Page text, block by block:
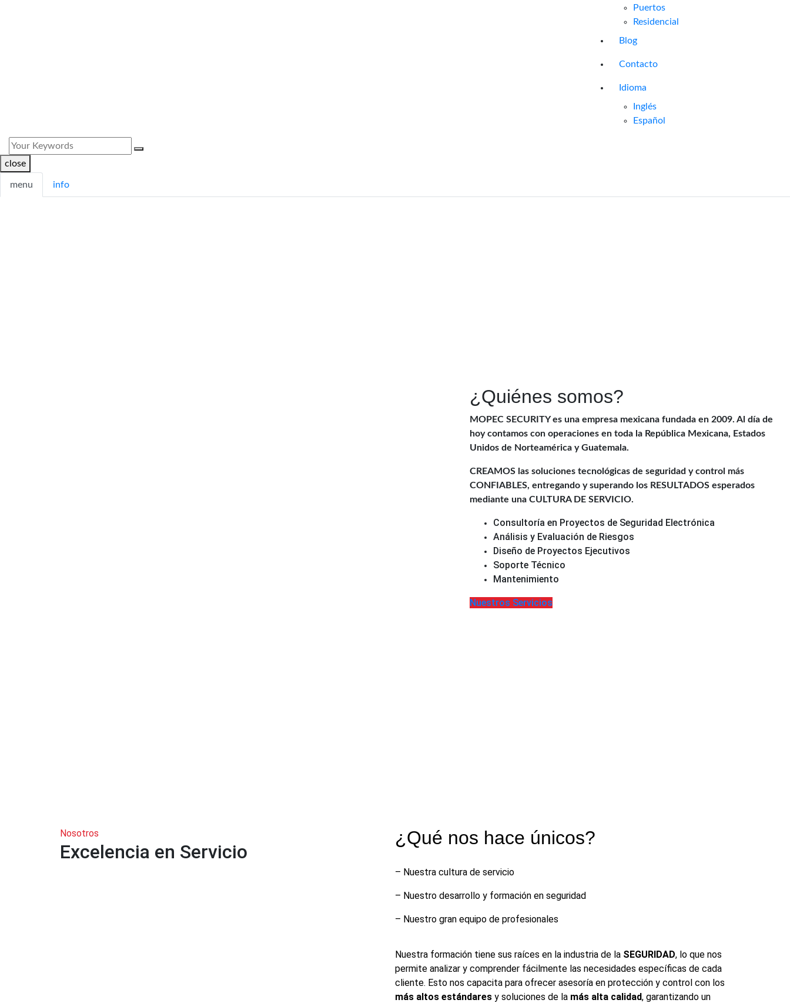
Puertos
Residencial
Blog
Contacto
Idioma
Inglés
Español
close
menu info
¿Quiénes somos?
MOPEC SECURITY es una empresa mexicana fundada en 2009. Al día de
hoy contamos con operaciones en toda la República Mexicana, Estados
Unidos de Norteamérica y Guatemala.
CREAMOS las soluciones tecnológicas de seguridad y control más
CONFIABLES, entregando y superando los RESULTADOS esperados
mediante una CULTURA DE SERVICIO.
Consultoría en Proyectos de Seguridad Electrónica
Análisis y Evaluación de Riesgos
Diseño de Proyectos Ejecutivos
Soporte Técnico
Mantenimiento
Nuestros Servicios
Nosotros
Excelencia en Servicio
¿Qué nos hace únicos?
– Nuestra cultura de servicio
– Nuestro desarrollo y formación en seguridad
– Nuestro gran equipo de profesionales
Nuestra formación tiene sus raíces en la industria de la SEGURIDAD, lo que nos
permite analizar y comprender fácilmente las necesidades específicas de cada
cliente. Esto nos capacita para ofrecer asesoría en protección y control con los
más altos estándares y soluciones de la más alta calidad, garantizando un